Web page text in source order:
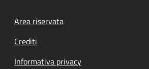
Footer menu
Area riservata
Crediti
Informativa privacy